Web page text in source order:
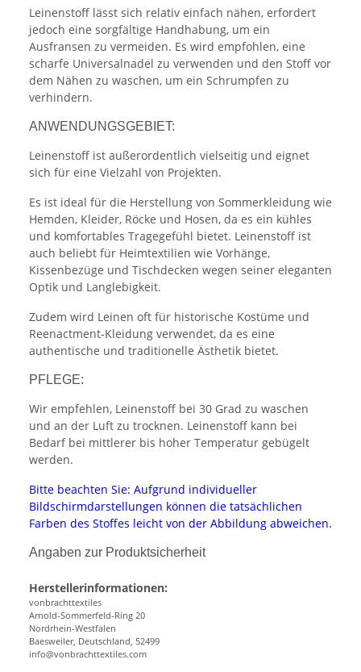
Leinenstoff lässt sich relativ einfach nähen, erfordert
jedoch eine sorgfältige Handhabung, um ein
Ausfransen zu vermeiden. Es wird empfohlen, eine
scharfe Universalnadel zu verwenden und den Stoff vor
dem Nähen zu waschen, um ein Schrumpfen zu
verhindern.
ANWENDUNGSGEBIET:
Leinenstoff ist außerordentlich vielseitig und eignet
sich für eine Vielzahl von Projekten.
Es ist ideal für die Herstellung von Sommerkleidung wie
Hemden, Kleider, Röcke und Hosen, da es ein kühles
und komfortables Tragegefühl bietet. Leinenstoff ist
auch beliebt für Heimtextilien wie Vorhänge,
Kissenbezüge und Tischdecken wegen seiner eleganten
Optik und Langlebigkeit.
Zudem wird Leinen oft für historische Kostüme und
Reenactment-Kleidung verwendet, da es eine
authentische und traditionelle Ästhetik bietet.
PFLEGE:
Wir empfehlen, Leinenstoff bei 30 Grad zu waschen
und an der Luft zu trocknen. Leinenstoff kann bei
Bedarf bei mittlerer bis hoher Temperatur gebügelt
werden.
Bitte beachten Sie: Aufgrund individueller
Bildschirmdarstellungen können die tatsächlichen
Farben des Stoffes leicht von der Abbildung abweichen.
Angaben zur Produktsicherheit
Herstellerinformationen:
vonbrachttextiles
Arnold-Sommerfeld-Ring 20
Nordrhein-Westfalen
Baesweiler, Deutschland, 52499
info@vonbrachttextiles.com